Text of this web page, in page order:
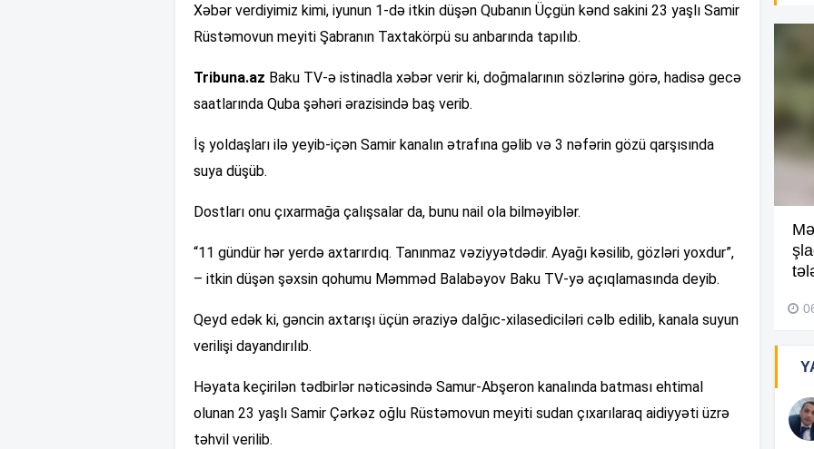
Xəbər verdiyimiz kimi, iyunun 1-də itkin düşən Qubanın Üçgün kənd sakini 23 yaşlı Samir
Rüstəmovun meyiti Şabranın Taxtakörpü su anbarında tapılıb.
Tribuna.az Baku TV-ə istinadla xəbər verir ki, doğmalarının sözlərinə görə, hadisə gecə
saatlarında Quba şəhəri ərazisində baş verib.
İş yoldaşları ilə yeyib-içən Samir kanalın ətrafına gəlib və 3 nəfərin gözü qarşısında
suya düşüb.
Dostları onu çıxarmağa çalışsalar da, bunu nail ola bilməyiblər.
“11 gündür hər yerdə axtarırdıq. Tanınmaz vəziyyətdədir. Ayağı kəsilib, gözləri yoxdur”,
– itkin düşən şəxsin qohumu Məmməd Balabəyov Baku TV-yə açıqlamasında deyib.
Qeyd edək ki, gəncin axtarışı üçün əraziyə dalğıc-xilasediciləri cəlb edilib, kanala suyun
verilişi dayandırılıb.
Həyata keçirilən tədbirlər nəticəsində Samur-Abşeron kanalında batması ehtimal
olunan 23 yaşlı Samir Çərkəz oğlu Rüstəmovun meyiti sudan çıxarılaraq aidiyyəti üzrə
təhvil verilib.
uşaq hovuzda boğuldu –
Video